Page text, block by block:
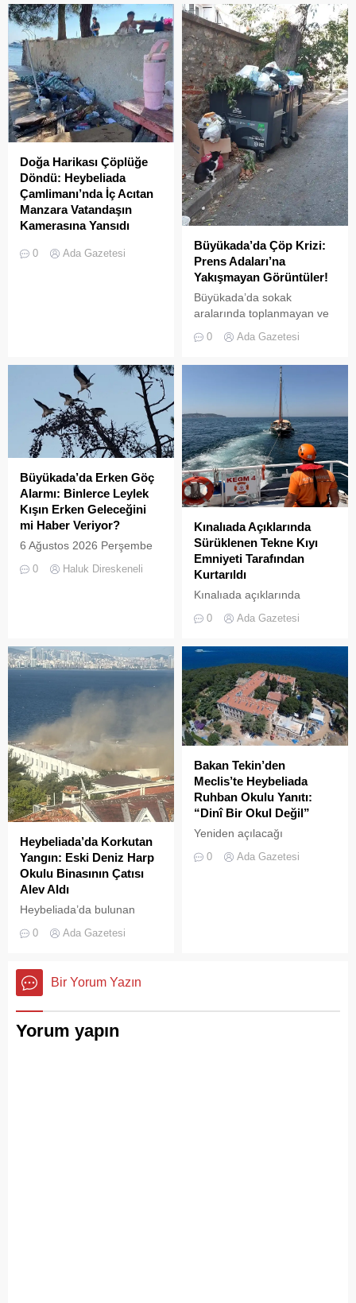
Doğa Harikası Çöplüğe
Döndü: Heybeliada
Çamlimanı’nda İç Acıtan
Manzara Vatandaşın
Kamerasına Yansıdı
Çamlimanı Koyu,
saniye saniye yansıdı.
Yeşille mavinin kucaklaştığı,
İstanbulluların nefes almak
için akın ettiği Heybeliada
Çamlimanı, bugünlerde
eşsiz manzarasıyla değil,
kirliliğiyle gündemde. Bir
vatandaş tarafından...
0 Ada Gazetesi
Büyükada’da Çöp Krizi:
Prens Adaları’na
Yakışmayan Görüntüler!
Büyükada’da sokak
aralarında toplanmayan ve
tepkisine neden
aylarında hem yerli hem de
yabancı turistlerin akınına
uğrayan Büyükada’da,
çevre temizliği konusunda
yaşanan aksaklıklar adeta
pes dedirtti. Adanın tarihi ve
doğal güzellikleriyle süslü
sokaklarından yansıyan son
görüntüler, çevre sağlığı
açısından tehlike çanlarının
çaldığını gösteriyor. Çöpler
Konteynerlere Sığmıyor,...
0 Ada Gazetesi
Büyükada’da Erken Göç
Alarmı: Binlerce Leylek
Kışın Erken Geleceğini
mi Haber Veriyor?
6 Ağustos 2026 Perşembe
14:00 sularında Büyükada
0 Haluk Direskeneli
Kınalıada Açıklarında
Sürüklenen Tekne Kıyı
Emniyeti Tarafından
Kurtarıldı
Kınalıada açıklarında
denizde mahsur kalan bir
ekiplerinin zamanında
müdahalesiyle kurtarıldı.
0 Ada Gazetesi
Heybeliada’da Korkutan
Yangın: Eski Deniz Harp
Okulu Binasının Çatısı
Alev Aldı
Heybeliada’da bulunan
askeri okul binasının
çatısında, tamirat
çıktı. Gökyüzünü kaplayan
yoğun duman paniğe neden
0 Ada Gazetesi
Bakan Tekin’den
Meclis’te Heybeliada
Ruhban Okulu Yanıtı:
“Dinî Bir Okul Değil”
Yeniden açılacağı
kamuoyunda sıkça tartışılan
0 Ada Gazetesi
Bir Yorum Yazın
Yorum yapın